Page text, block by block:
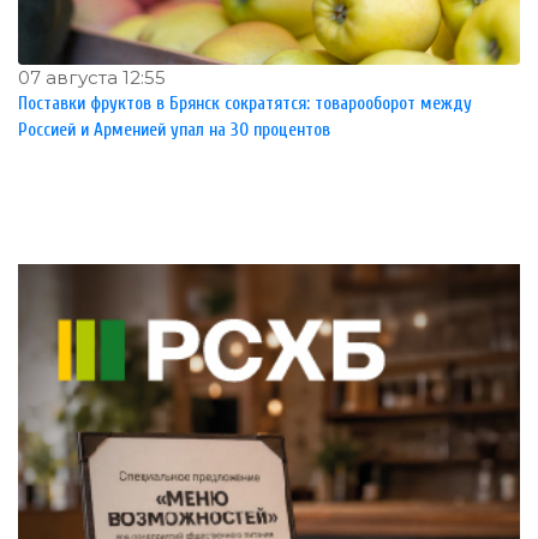
07 августа 12:55
Поставки фруктов в Брянск сократятся: товарооборот между
Россией и Арменией упал на 30 процентов